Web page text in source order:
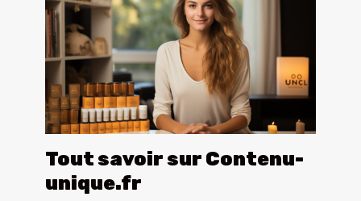
Tout savoir sur Contenu-
unique.fr